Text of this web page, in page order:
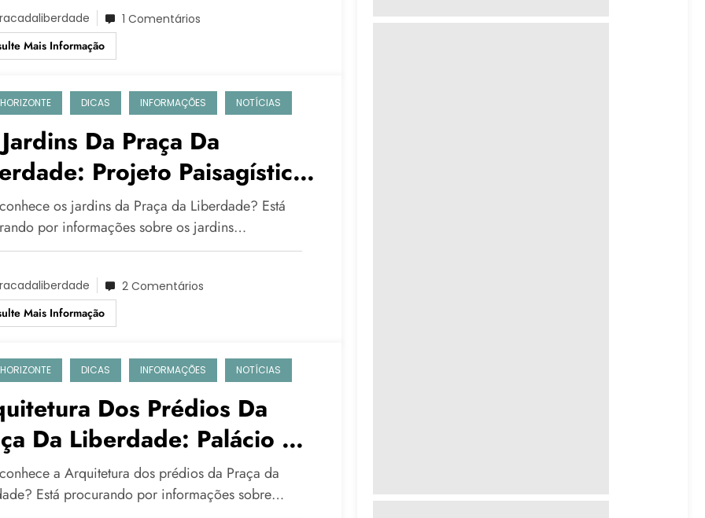
1 Comentários
Mais Informação
DICAS INFORMAÇÕES NOTÍCIAS
Da Praça Da
Projeto Paisagístico
os jardins da Praça da Liberdade? Está
por informações sobre os jardins…
2 Comentários
Mais Informação
DICAS INFORMAÇÕES NOTÍCIAS
Dos Prédios Da
Da Liberdade: Palácio Da
Edifício Niemeyer,
Outros, Confira!
a Arquitetura dos prédios da Praça da
Está procurando por informações sobre…